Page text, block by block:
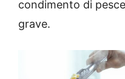
condimento di
grave.